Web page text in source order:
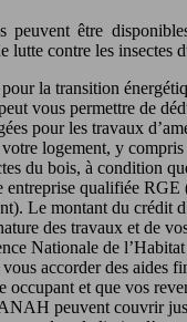
peuvent être
lutte contre les insectes
la transition
vous permettre de
pour les travaux
logement, y compris
du bois, à condition
entreprise qualifiée
Le montant du crédit
des travaux et de
Nationale de
accorder des aides
occupant et que vos
peuvent couvrir